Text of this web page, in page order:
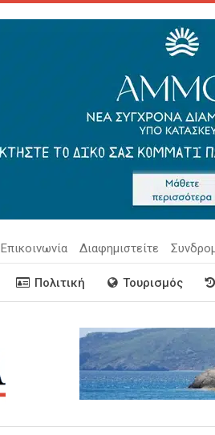
Επικοινωνία Διαφημιστείτε
Πολιτική Τουρισμός